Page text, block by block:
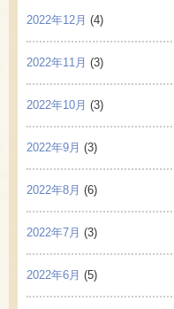
2022年12月 (4)
2022年11月 (3)
2022年10月 (3)
2022年9月 (3)
2022年8月 (6)
2022年7月 (3)
2022年6月 (5)